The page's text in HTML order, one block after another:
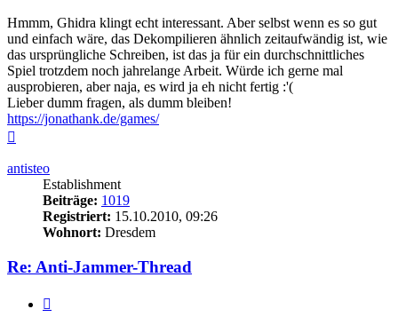
Hmmm, Ghidra klingt echt interessant. Aber selbst wenn es so gut
und einfach wäre, das Dekompilieren ähnlich zeitaufwändig ist, wie
das ursprüngliche Schreiben, ist das ja für ein durchschnittliches
Spiel trotzdem noch jahrelange Arbeit. Würde ich gerne mal
ausprobieren, aber naja, es wird ja eh nicht fertig :'(
Lieber dumm fragen, als dumm bleiben!
https://jonathank.de/games/
antisteo
Establishment
Beiträge: 1019
Registriert: 15.10.2010, 09:26
Wohnort: Dresdem
Re: Anti-Jammer-Thread